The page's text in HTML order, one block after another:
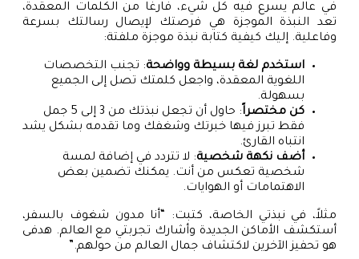
في عالم يسرع فيه كل شيء، فارغًا من الكلمات المعقدة،
تعد النبذة الموجزة هي فرصتك لإيصال رسالتك بسرعة
وفاعلية. إليك كيفية كتابة نبذة موجزة ملفتة:
استخدم لغة بسيطة وواضحة: تجنب التخصصات
اللغوية المعقدة، واجعل كلمتك تصل إلى الجميع
بسهولة.
كن مختصراً
: حاول أن تجعل نبذتك من 3 إلى 5 جمل
فقط تبرز فيها خبرتك وشغفك وما تقدمه بشكل يشد
انتباه القارئ.
أضف نكهة شخصية: لا تتردد في إضافة لمسة
شخصية تعكس من أنت. يمكنك تضمين بعض
الاهتمامات أو الهوايات.
مثلاً، في نبذتي الخاصة، كتبت: “أنا مدون شغوف بالسفر،
أستكشف الأماكن الجديدة وأشارك تجربتي مع العالم. هدفى
هو تحفيز الآخرين لاكتشاف جمال العالم من حولهم.”